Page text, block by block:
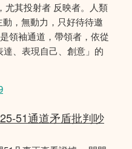
尤其投射者 反映者。人類
，無動力，只好待待邀
領袖通道，帶領者，依從
、表現自己、創意」的
51通道矛盾批判吵